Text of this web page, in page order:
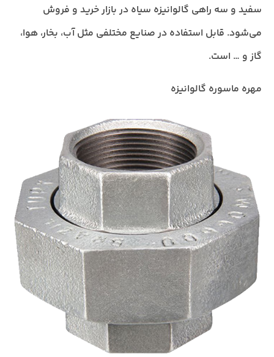
سفید و سه راهی گالوانیزه سیاه در بازار خرید و فروش
می‌شود. قابل استفاده در صنایع مختلفی مثل آب، بخار، هوا،
گاز و … است.
مهره ماسوره گالوانیزه